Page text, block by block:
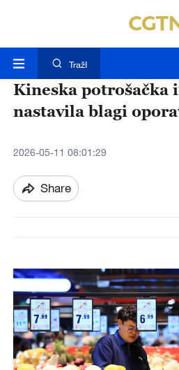
TražI
Kineska potrošačka
nastavila blagi
2026-05-11 08:01:29
Share